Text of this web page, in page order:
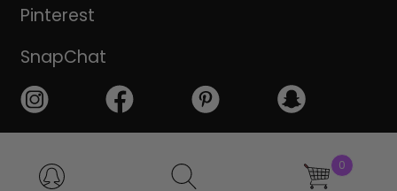
Pinterest
SnapChat
Produktsökning 0